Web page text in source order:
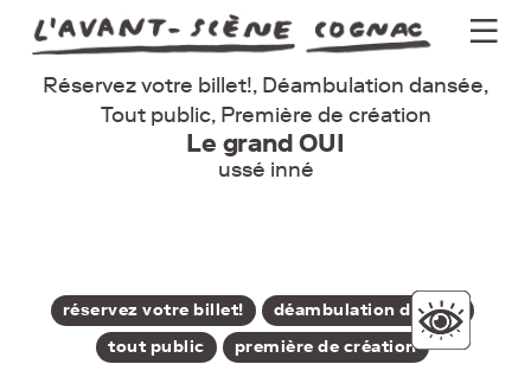
Programme
Actus
Pratique
Réservez votre billet!, Déambulation dansée,
Tout public, Première de création
Le grand OUI
ussé inné
réservez votre billet!
déambulation dansée
tout public
première de création